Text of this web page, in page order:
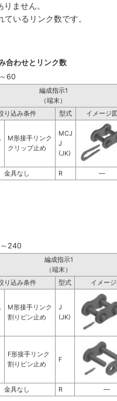
ません。
いるリンク数です。
合わせとリンク数
60
編成指示1
（端末）
り込み条件
型式 イメージ
M形接手リンク
クリップ止め
MCJ
J
(JK)
金具なし R ―
240
編成指示1
（端末）
り込み条件
型式 イメー
M形接手リンク
割りピン止め
J
(JK)
F形接手リンク
割りピン止め
F
金具なし R ―